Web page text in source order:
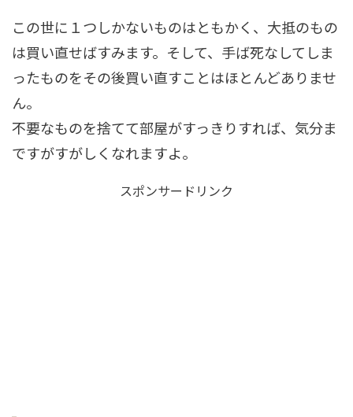
この世に１つしかないものはともかく、大抵のもの
は買い直せばすみます。そして、手ば死なしてしま
ったものをその後買い直すことはほとんどありませ
ん。
不要なものを捨てて部屋がすっきりすれば、気分ま
ですがすがしくなれますよ。
スポンサードリンク